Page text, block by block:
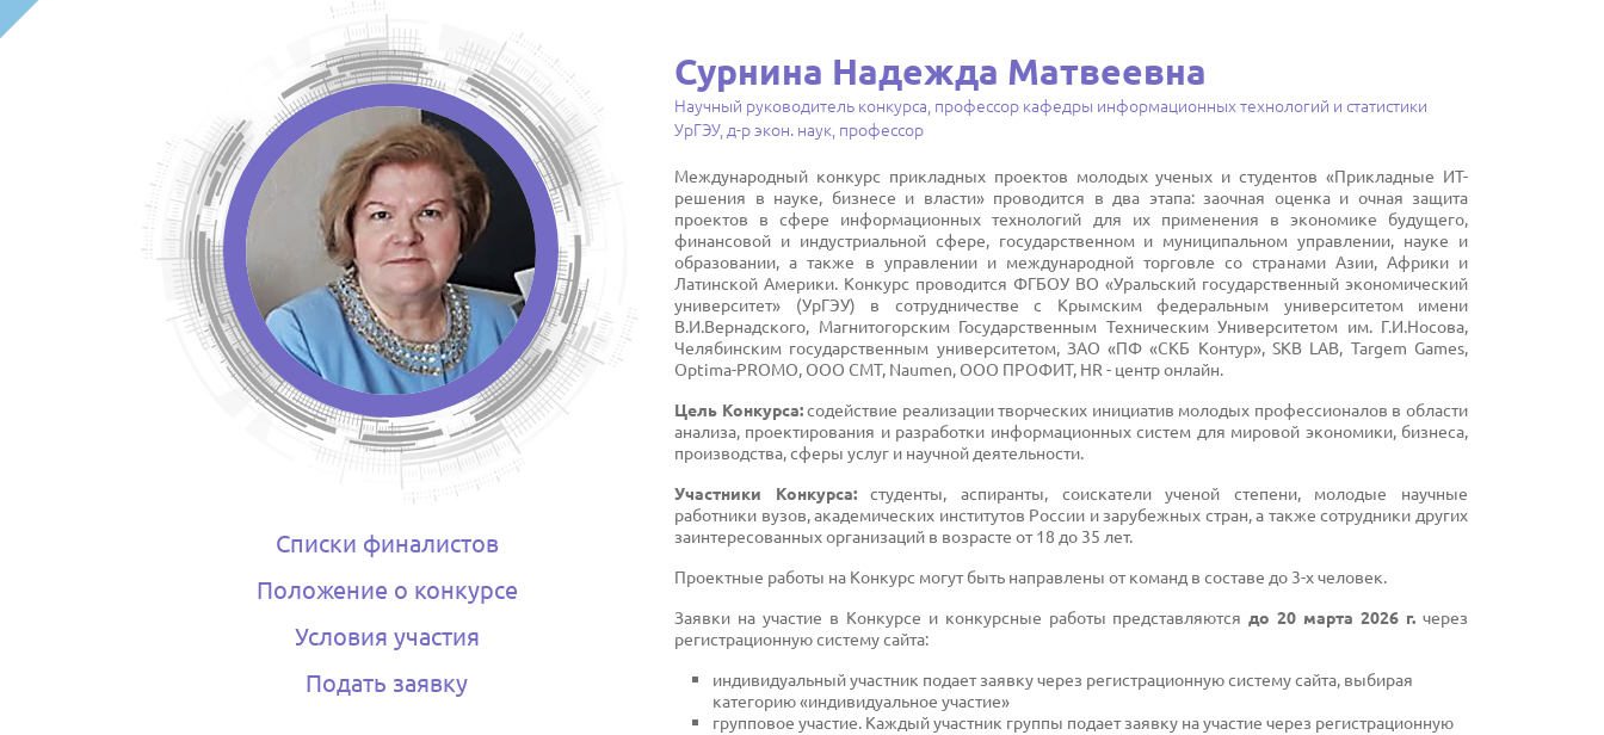
Списки финалистов
Положение о конкурсе
Условия участия
Подать заявку
Сурнина Надежда Матвеевна
Научный руководитель конкурса, профессор кафедры информационных технологий и статистики
УрГЭУ, д-р экон. наук, профессор
Международный конкурс прикладных проектов молодых ученых и студентов «Прикладные ИТ-
решения в науке, бизнесе и власти» проводится в два этапа: заочная оценка и очная защита
проектов в сфере информационных технологий для их применения в экономике будущего,
финансовой и индустриальной сфере, государственном и муниципальном управлении, науке и
образовании, а также в управлении и международной торговле со странами Азии, Африки и
Латинской Америки. Конкурс проводится ФГБОУ ВО «Уральский государственный экономический
университет» (УрГЭУ) в сотрудничестве с Крымским федеральным университетом имени
В.И.Вернадского, Магнитогорским Государственным Техническим Университетом им. Г.И.Носова,
Челябинским государственным университетом, ЗАО «ПФ «СКБ Контур», SKB LAB, Targem Games,
Optima-PROMO, ООО СМТ, Naumen, ООО ПРОФИТ, HR - центр онлайн.
Цель Конкурса:содействие реализации творческих инициатив молодых профессионалов в области
анализа, проектирования и разработки информационных систем для мировой экономики, бизнеса,
производства, сферы услуг и научной деятельности.
Участники Конкурса:студенты, аспиранты, соискатели ученой степени, молодые научные
работники вузов, академических институтов России и зарубежных стран, а также сотрудники других
заинтересованных организаций в возрасте от 18 до 35 лет.
Проектные работы на Конкурс могут быть направлены от команд в составе до 3-х человек.
Заявки на участие в Конкурсе и конкурсные работы представляютсядо 20 марта 2026 г. через
регистрационную систему сайта:
индивидуальный участник подает заявку через регистрационную систему сайта, выбирая
категорию «индивидуальное участие»
групповое участие. Каждый участник группы подает заявку на участие через регистрационную